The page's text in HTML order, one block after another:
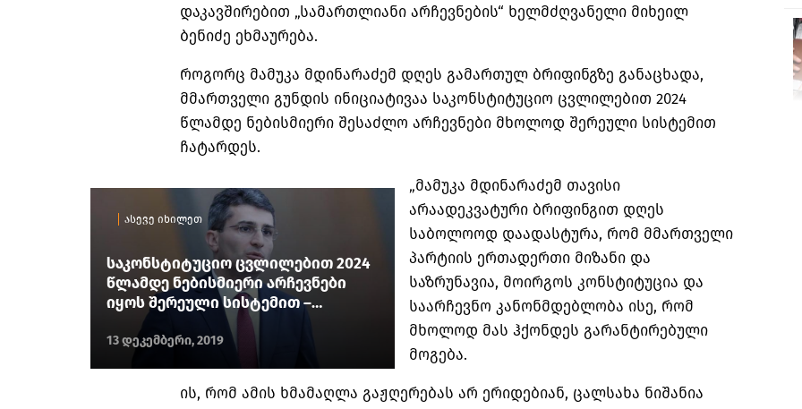
დაკავშირებით „სამართლიანი არჩევნების“ ხელმძღვანელი მიხეილ
ბენიძე ეხმაურება.
როგორც მამუკა მდინარაძემ დღეს გამართულ ბრიფინგზე განაცხადა,
მმართველი გუნდის ინიციატივაა საკონსტიტუციო ცვლილებით 2024
წლამდე ნებისმიერი შესაძლო არჩევნები მხოლოდ შერეული სისტემით
ჩატარდეს.
ასევე იხილეთ
საკონსტიტუციო ცვლილებით 2024
წლამდე ნებისმიერი არჩევნები
იყოს შერეული სისტემით –
„ოცნების“ ინიციატივა
13 დეკემბერი, 2019
„მამუკა მდინარაძემ თავისი
არაადეკვატური ბრიფინგით დღეს
საბოლოოდ დაადასტურა, რომ მმართველი
პარტიის ერთადერთი მიზანი და
საზრუნავია, მოირგოს კონსტიტუცია და
საარჩევნო კანონმდებლობა ისე, რომ
მხოლოდ მას ჰქონდეს გარანტირებული
მოგება.
ის, რომ ამის ხმამაღლა გაჟღერებას არ ერიდებიან, ცალსახა ნიშანია